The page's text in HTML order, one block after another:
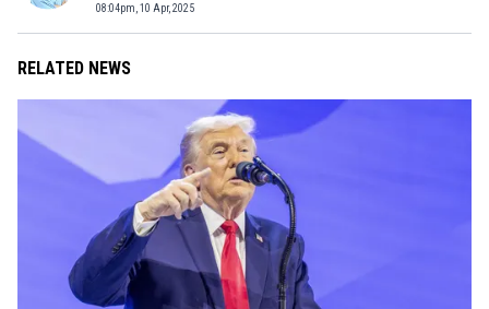
08:04pm, 10 Apr, 2025
RELATED NEWS